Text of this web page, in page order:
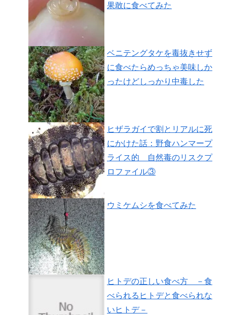
果敢に食べてみた
ベニテングタケを毒抜きせず
に食べたらめっちゃ美味しか
ったけどしっかり中毒した
ヒザラガイで割とリアルに死
にかけた話：野食ハンマープ
ライス的 自然毒のリスクプ
ロファイル③
ウミケムシを食べてみた
ヒトデの正しい食べ方 －食
べられるヒトデと食べられな
いヒトデ－